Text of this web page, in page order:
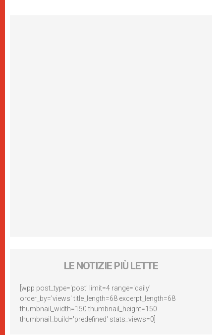
LE NOTIZIE PIÙ LETTE
[wpp post_type='post' limit=4 range='daily'
order_by='views' title_length=68 excerpt_length=68
thumbnail_width=150 thumbnail_height=150
thumbnail_build='predefined' stats_views=0]